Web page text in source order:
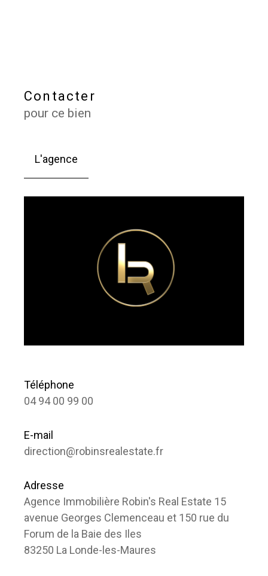
Contacter
pour ce bien
L'agence
Téléphone
04 94 00 99 00
E-mail
direction@robinsrealestate.fr
Adresse
Agence Immobilière Robin's Real Estate 15
avenue Georges Clemenceau et 150 rue du
Forum de la Baie des Iles
83250 La Londe-les-Maures